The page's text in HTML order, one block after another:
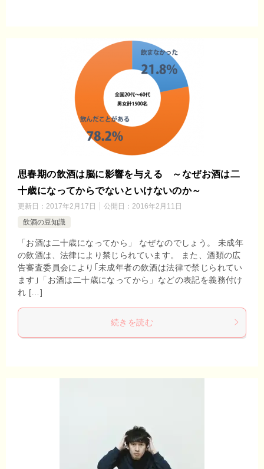
思春期の飲酒は脳に影響を与える ～なぜお酒は二
十歳になってからでないといけないのか～
更新日： 2017年2月17日 公開日： 2016年2月11日
飲酒の豆知識
「お酒は二十歳になってから」 なぜなのでしょう。 未成年
の飲酒は、法律により禁じられています。 また、酒類の広
告審査委員会により｢未成年者の飲酒は法律で禁じられてい
ます｣「お酒は二十歳になってから」などの表記を義務付け
れ […]
続きを読む